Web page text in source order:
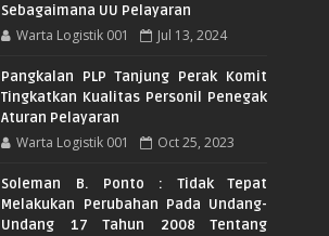
Sebagaimana UU Pelayaran
Warta Logistik 001 Jul 13, 2024
Pangkalan PLP Tanjung Perak Komit
Tingkatkan Kualitas Personil Penegak
Aturan Pelayaran
Warta Logistik 001 Oct 25, 2023
Soleman B. Ponto : Tidak Tepat
Melakukan Perubahan Pada Undang-
Undang 17 Tahun 2008 Tentang